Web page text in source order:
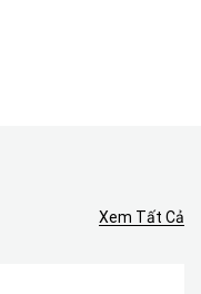
Xem Tất Cả